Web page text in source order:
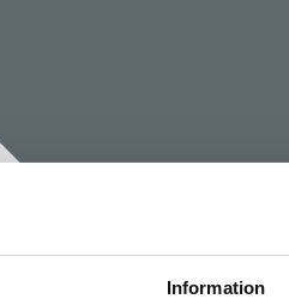
Information